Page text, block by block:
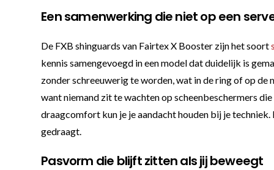
Een samenwerking die niet op een
De FXB shinguards van Fairtex X Booster zijn het soort
kennis samengevoegd in een model dat duidelijk is
zonder schreeuwerig te worden, wat in de ring of op
want niemand zit te wachten op scheenbeschermers
draagcomfort kun je je aandacht houden bij je
gedraagt.
Pasvorm die blijft zitten als jij beweegt